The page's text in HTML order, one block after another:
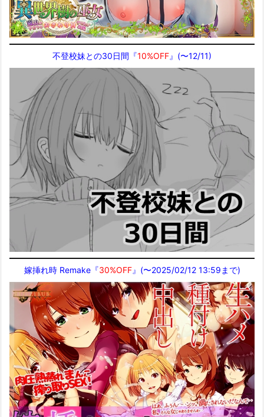
不登校妹との30日間『10%OFF』(〜12/11)
嫁挿れ時 Remake『30%OFF』(〜2025/02/12 13:59まで)